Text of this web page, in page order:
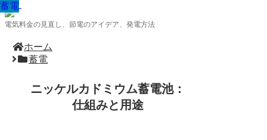
電気料金の見直し、節電のアイデア、発電方法
ホーム
蓄電
ニッケルカドミウム蓄電池：
仕組みと用途
蓄電
蓄電
蓄電
蓄電
蓄電
蓄電
蓄電
蓄電
蓄電